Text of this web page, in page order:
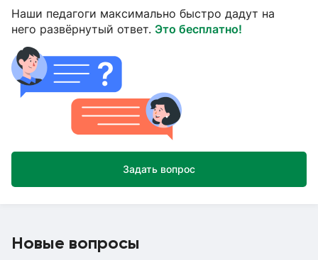
Наши педагоги максимально быстро дадут на
него развёрнутый ответ. Это бесплатно!
Задать вопрос
Новые вопросы